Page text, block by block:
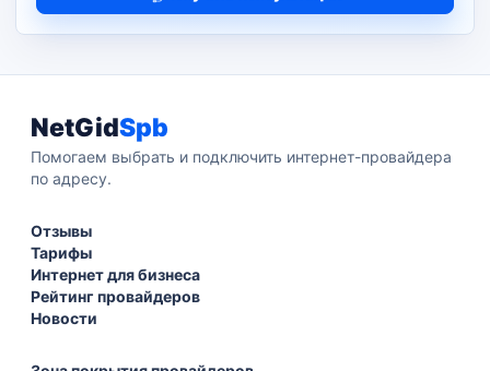
NetGidSpb
Помогаем выбрать и подключить интернет-провайдера
по адресу.
Отзывы
Тарифы
Интернет для бизнеса
Рейтинг провайдеров
Новости